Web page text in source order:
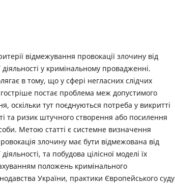
відмежування провокації злочину від
діяльності у кримінальному провадженні.
в тому, що у сфері негласних слідчих
постає проблема меж допустимого
оскільки тут поєднуються потреба у викритті
та ризик штучного створення або посилення
Метою статті є системне визначення
злочину має бути відмежована від
та побудова цілісної моделі їх
положень кримінального
України, практики Європейського суду